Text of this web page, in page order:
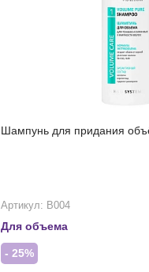
Шампунь для придания
Артикул: В004
Для объема
- 25%